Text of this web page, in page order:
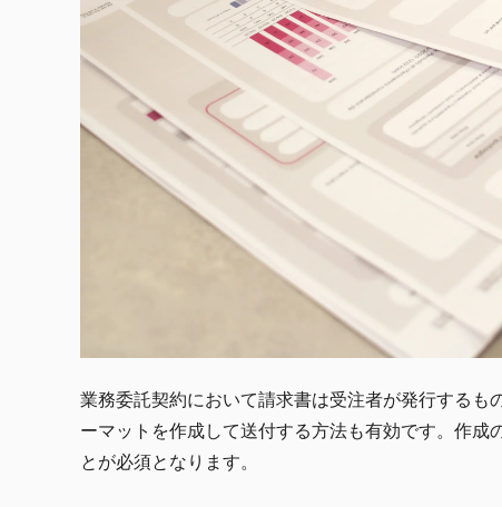
業務委託契約において請求書は受注者が発行するも
ーマットを作成して送付する方法も有効です。作成
とが必須となります。